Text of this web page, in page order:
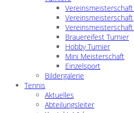
Vereinsmeisterschaft
Brauereifest Turnier
Hobby Turnier
Mini Meisterschaft
Einzelsport
Bildergalerie
Tennis
Aktuelles
Abteilungsleiter